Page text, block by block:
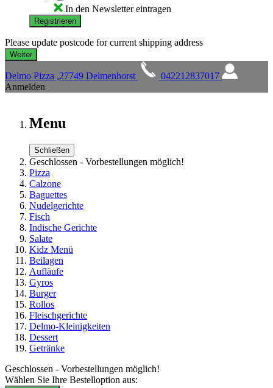
In den Newsletter eintragen
Registrieren
Please update postcode for current shipping address
Delmo Pizza ,27749 Delmenhorst
042212837017
Anmelden
Menu
Schließen
Geschlossen - Vorbestellungen möglich!
Pizza
Calzone
Baguettes
Nudelgerichte
Fisch
Indische Gerichte
Salate
Kidz Menü
Beilagen
Aufläufe
Gyros
Burger
Rollos
Fleischgerichte
Delmo-Kleinigkeiten
Dessert
Getränke
Geschlossen - Vorbestellungen möglich!
Wählen Sie Ihre Bestelloption aus: